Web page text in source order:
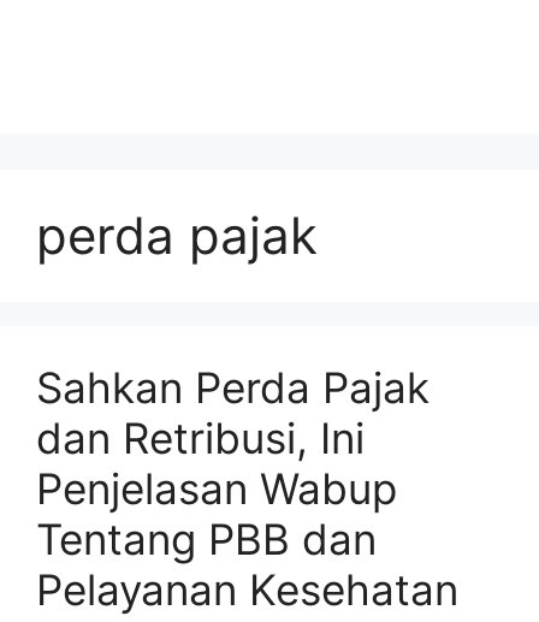
perda pajak
Sahkan Perda Pajak
dan Retribusi, Ini
Penjelasan Wabup
Tentang PBB dan
Pelayanan Kesehatan